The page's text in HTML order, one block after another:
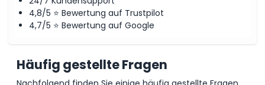
optionale Ergänzung hinzufügen.
4,8/5 ⭐ Bewertung auf Trustpilot
4,7/5 ⭐ Bewertung auf Google
Häufig gestellte Fragen